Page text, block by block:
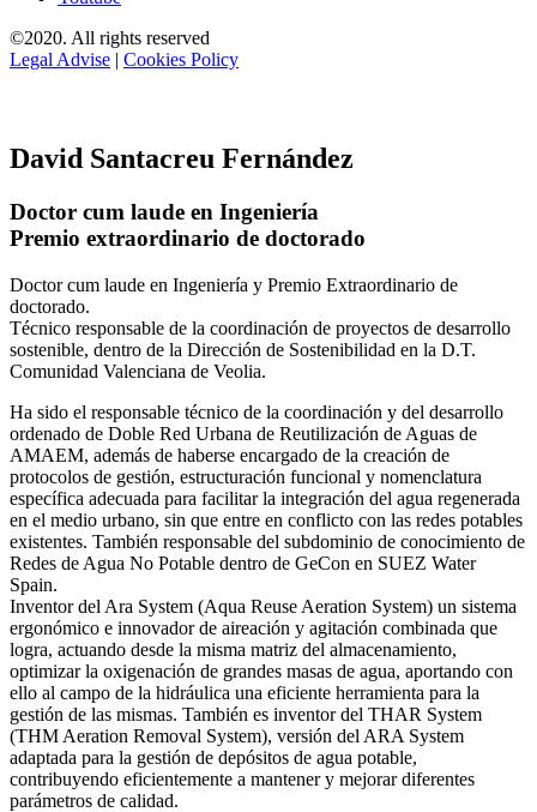
©2020. All rights reserved
Legal Advise | Cookies Policy
David Santacreu Fernández
Doctor cum laude en Ingeniería
Premio extraordinario de doctorado
Doctor cum laude en Ingeniería y Premio Extraordinario de
doctorado.
Técnico responsable de la coordinación de proyectos de desarrollo
sostenible, dentro de la Dirección de Sostenibilidad en la D.T.
Comunidad Valenciana de Veolia.
Ha sido el responsable técnico de la coordinación y del desarrollo
ordenado de Doble Red Urbana de Reutilización de Aguas de
AMAEM, además de haberse encargado de la creación de
protocolos de gestión, estructuración funcional y nomenclatura
específica adecuada para facilitar la integración del agua regenerada
en el medio urbano, sin que entre en conflicto con las redes potables
existentes. También responsable del subdominio de conocimiento de
Redes de Agua No Potable dentro de GeCon en SUEZ Water
Spain.
Inventor del Ara System (Aqua Reuse Aeration System) un sistema
ergonómico e innovador de aireación y agitación combinada que
logra, actuando desde la misma matriz del almacenamiento,
optimizar la oxigenación de grandes masas de agua, aportando con
ello al campo de la hidráulica una eficiente herramienta para la
gestión de las mismas. También es inventor del THAR System
(THM Aeration Removal System), versión del ARA System
adaptada para la gestión de depósitos de agua potable,
contribuyendo eficientemente a mantener y mejorar diferentes
parámetros de calidad.